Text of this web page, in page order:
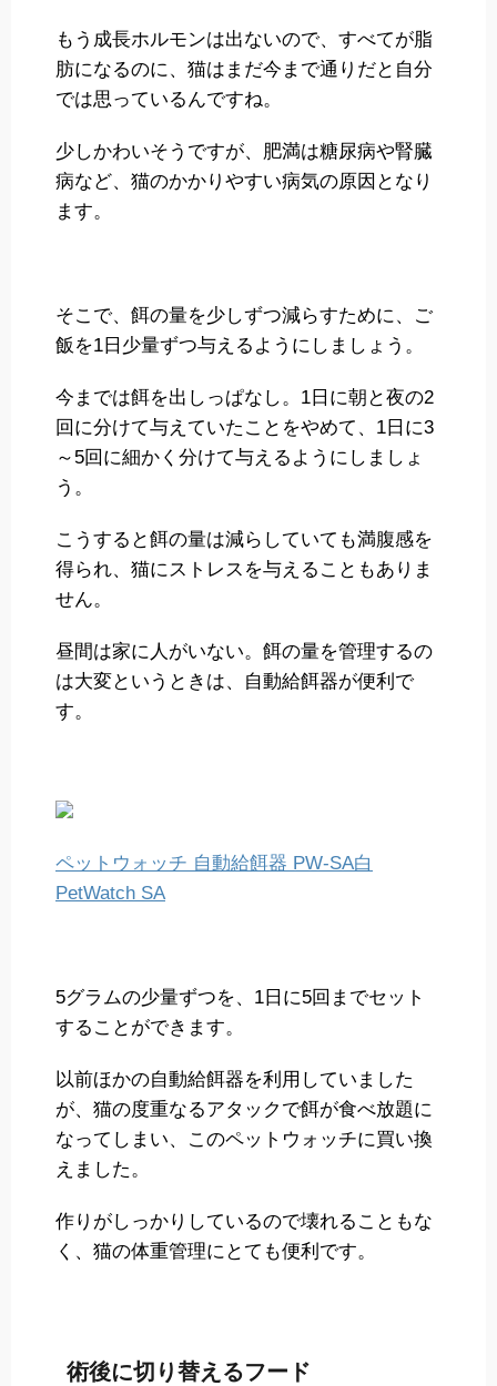
もう成長ホルモンは出ないので、すべてが脂
肪になるのに、猫はまだ今まで通りだと自分
では思っているんですね。
少しかわいそうですが、肥満は糖尿病や腎臓
病など、猫のかかりやすい病気の原因となり
ます。
そこで、餌の量を少しずつ減らすために、ご
飯を1日少量ずつ与えるようにしましょう。
今までは餌を出しっぱなし。1日に朝と夜の2
回に分けて与えていたことをやめて、1日に3
～5回に細かく分けて与えるようにしましょ
う。
こうすると餌の量は減らしていても満腹感を
得られ、猫にストレスを与えることもありま
せん。
昼間は家に人がいない。餌の量を管理するの
は大変というときは、自動給餌器が便利で
す。
ペットウォッチ 自動給餌器 PW-SA白
PetWatch SA
5グラムの少量ずつを、1日に5回までセット
することができます。
以前ほかの自動給餌器を利用していました
が、猫の度重なるアタックで餌が食べ放題に
なってしまい、このペットウォッチに買い換
えました。
作りがしっかりしているので壊れることもな
く、猫の体重管理にとても便利です。
術後に切り替えるフード